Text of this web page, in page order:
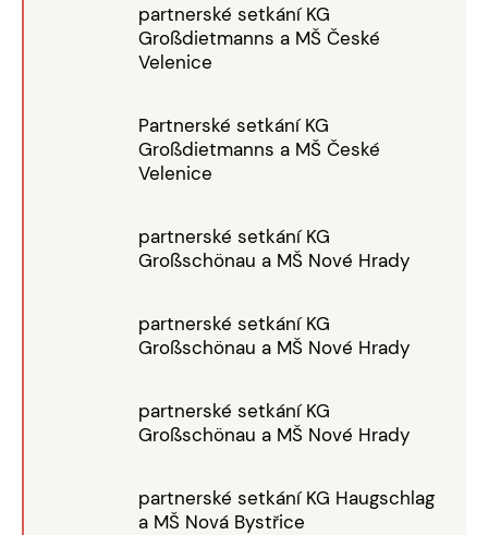
partnerské setkání KG
Großdietmanns a MŠ České
Velenice
Partnerské setkání KG
Großdietmanns a MŠ České
Velenice
partnerské setkání KG
Großschönau a MŠ Nové Hrady
partnerské setkání KG
Großschönau a MŠ Nové Hrady
partnerské setkání KG
Großschönau a MŠ Nové Hrady
partnerské setkání KG Haugschlag
a MŠ Nová Bystřice